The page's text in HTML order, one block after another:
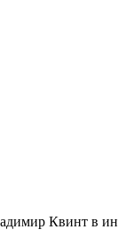
Квинт